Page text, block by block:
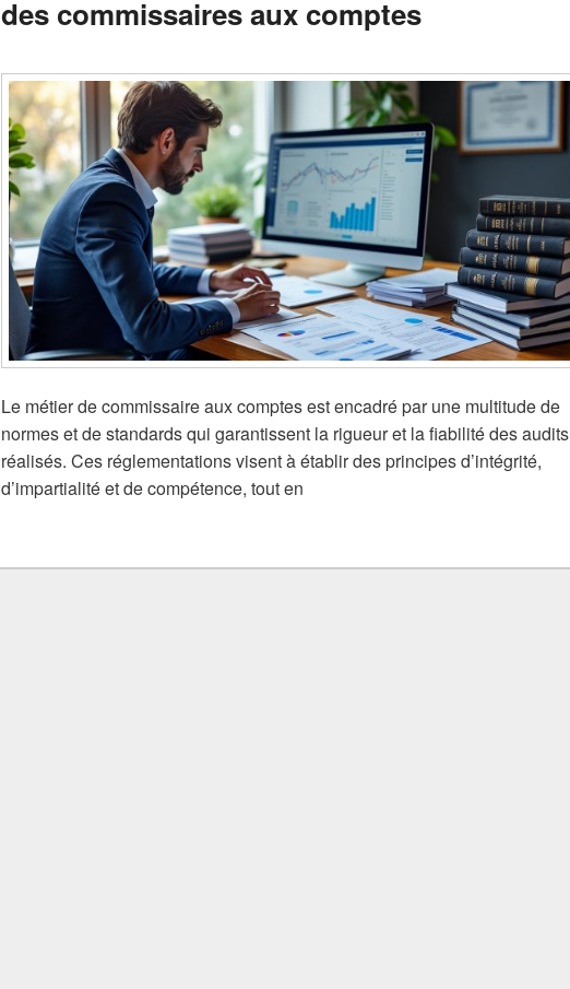
des commissaires aux comptes
Le métier de commissaire aux comptes est encadré par une multitude de
normes et de standards qui garantissent la rigueur et la fiabilité des audits
réalisés. Ces réglementations visent à établir des principes d’intégrité,
d’impartialité et de compétence, tout en